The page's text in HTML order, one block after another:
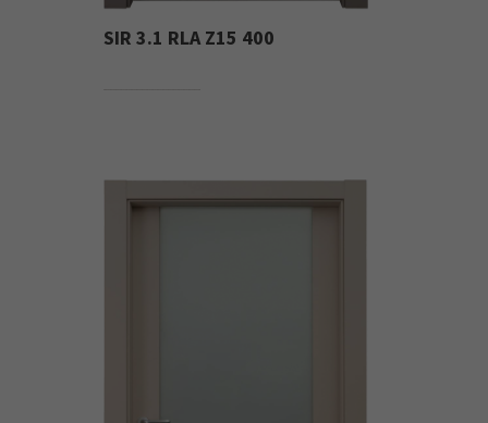
SIR 3.1 RLA Z15 400